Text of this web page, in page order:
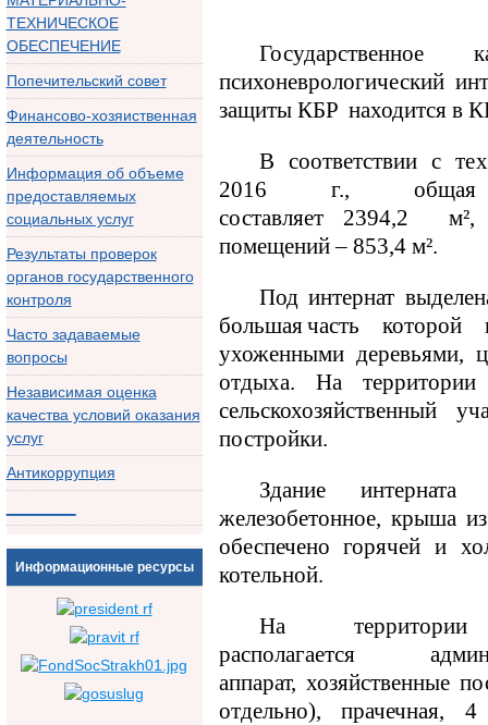
ТЕХНИЧЕСКОЕ
ОБЕСПЕЧЕНИЕ
Попечительский совет
Финансово-хозяиственная
деятельность
Информация об объеме
предоставляемых
социальных услуг
Результаты проверок
органов государственного
контроля
Часто задаваемые
вопросы
Независимая оценка
качества условий оказания
услуг
Антикоррупция
Информационные ресурсы
Государственное
психоневрологический
защиты КБР находится в
В соответствии с те
2016 г., общая
составляет 2394,2
помещений – 853,4 м².
Под интернат
большая часть
ухоженными деревьями,
отдыха. На территории
сельскохозяйственный
постройки.
Здание интерната
железобетонное, крыша
обеспечено горячей и
котельной.
На
располагается
аппарат, хозяйственные
отдельно), прачечная,